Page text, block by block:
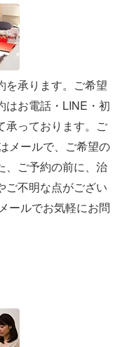
を承ります。ご希望
はお電話・LINE・初
承っております。ご
メールで、ご希望の
、ご予約の前に、治
ご不明な点がござい
ールでお気軽にお問